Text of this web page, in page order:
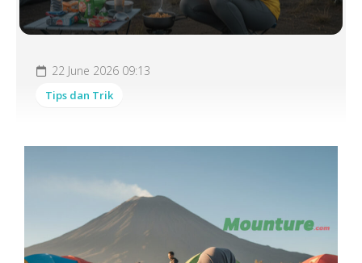
22 June 2026 09:13
Tips dan Trik